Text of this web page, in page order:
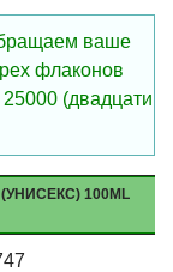
ваше
флаконов
(двадцати
(УНИСЕКС) 100ML